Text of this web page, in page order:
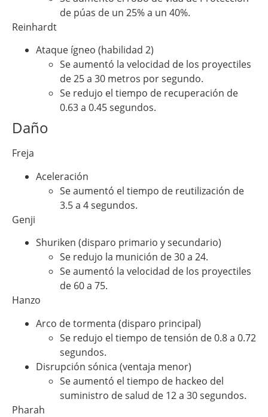
de púas de un 25% a un 40%.
Reinhardt
Ataque ígneo (habilidad 2)
Se aumentó la velocidad de los proyectiles
de 25 a 30 metros por segundo.
Se redujo el tiempo de recuperación de
0.63 a 0.45 segundos.
Daño
Freja
Aceleración
Se aumentó el tiempo de reutilización de
3.5 a 4 segundos.
Genji
Shuriken (disparo primario y secundario)
Se redujo la munición de 30 a 24.
Se aumentó la velocidad de los proyectiles
de 60 a 75.
Hanzo
Arco de tormenta (disparo principal)
Se redujo el tiempo de tensión de 0.8 a 0.72
segundos.
Disrupción sónica (ventaja menor)
Se aumentó el tiempo de hackeo del
suministro de salud de 12 a 30 segundos.
Pharah